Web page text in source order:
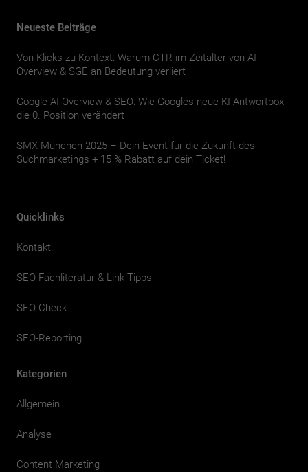
Neueste Beiträge
Von Klicks zu Kontext: Warum CTR im Zeitalter von AI
Overview & SGE an Bedeutung verliert
Google AI Overview & SEO: Wie Googles neue KI-Antwortbox
die 0. Position verändert
SMX München 2025 – Dein Event für die Zukunft des
Suchmarketings + 15 % Rabatt auf dein Ticket!
Quicklinks
Kontakt
SEO Fachliteratur & Link-Tipps
SEO-Check
SEO-Reporting
Kategorien
Allgemein
Analyse
Content Marketing